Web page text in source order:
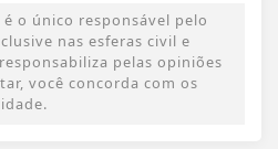
o único responsável pelo
nas esferas civil e
pelas opiniões
você concorda com os